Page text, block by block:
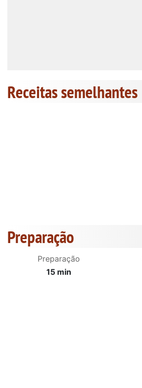
Receitas semelhantes
Preparação
Preparação
15 min